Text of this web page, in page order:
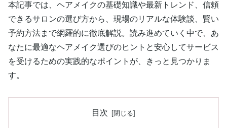
本記事では、ヘアメイクの基礎知識や最新トレンド、信頼
できるサロンの選び方から、現場のリアルな体験談、賢い
予約方法まで網羅的に徹底解説。読み進めていく中で、あ
なたに最適なヘアメイク選びのヒントと安心してサービス
を受けるための実践的なポイントが、きっと見つかりま
す。
目次